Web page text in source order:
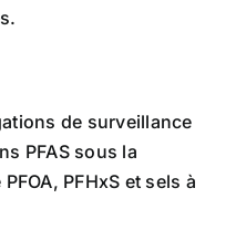
de surveillance
PFAS sous la
PFHxS et sels à